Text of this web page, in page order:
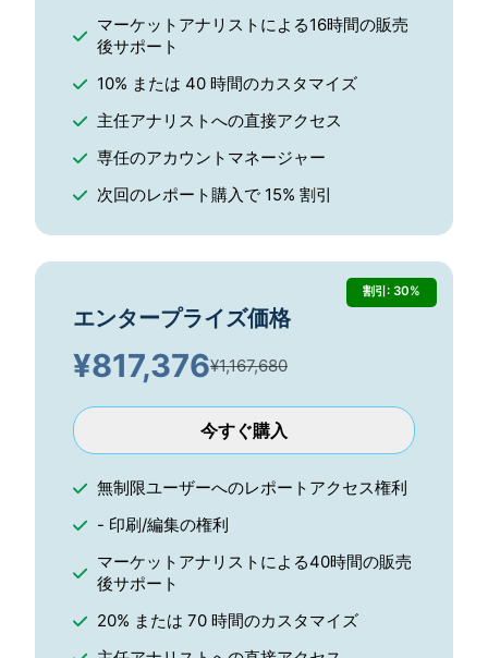
マーケットアナリストによる16時間の販売
後サポート
10% または 40 時間のカスタマイズ
主任アナリストへの直接アクセス
専任のアカウントマネージャー
次回のレポート購入で 15% 割引
割引: 30%
エンタープライズ価格
¥817,376¥1,167,680
今すぐ購入
無制限ユーザーへのレポートアクセス権利
- 印刷/編集の権利
マーケットアナリストによる40時間の販売
後サポート
20% または 70 時間のカスタマイズ